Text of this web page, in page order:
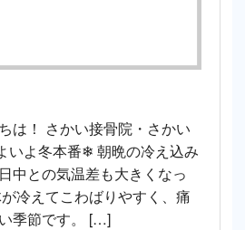
は！ さかい接骨院・さかい
よ冬本番❄ 朝晩の冷え込み
中との気温差も大きくなっ
冷えてこわばりやすく、痛
季節です。 […]